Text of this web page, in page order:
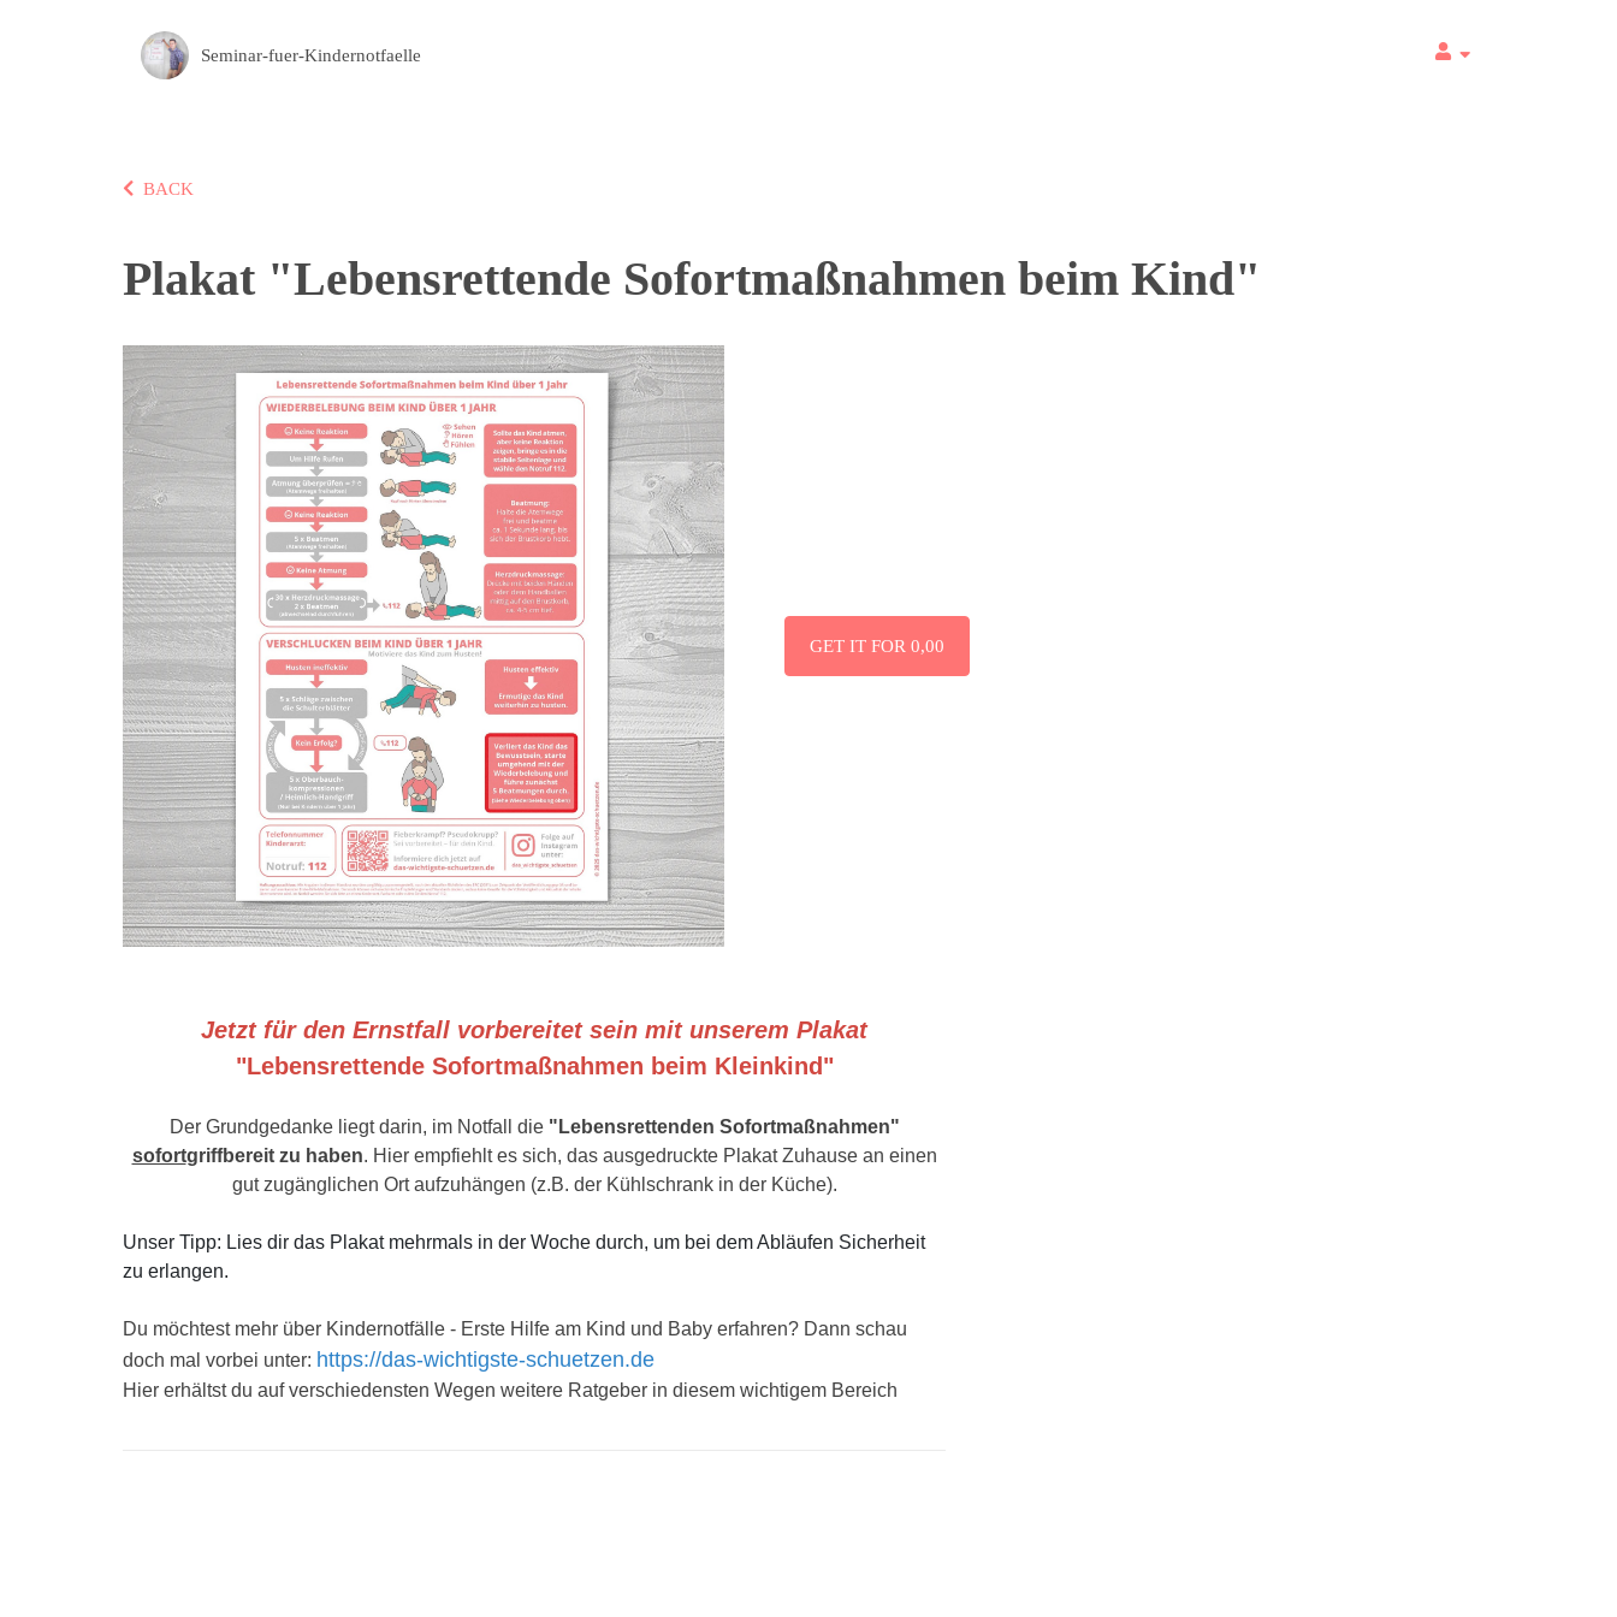
Seminar-fuer-Kindernotfaelle
BACK
Plakat "Lebensrettende Sofortmaßnahmen beim Kind"
GET IT FOR 0,00
Jetzt für den Ernstfall vorbereitet sein mit unserem Plakat
"Lebensrettende Sofortmaßnahmen beim Kleinkind"
Der Grundgedanke liegt darin, im Notfall die "Lebensrettenden Sofortmaßnahmen"
sofortgriffbereit zu haben. Hier empfiehlt es sich, das ausgedruckte Plakat Zuhause an einen
gut zugänglichen Ort aufzuhängen (z.B. der Kühlschrank in der Küche).
Unser Tipp: Lies dir das Plakat mehrmals in der Woche durch, um bei dem Abläufen Sicherheit
zu erlangen.
Du möchtest mehr über Kindernotfälle - Erste Hilfe am Kind und Baby erfahren? Dann schau
doch mal vorbei unter: https://das-wichtigste-schuetzen.de
Hier erhältst du auf verschiedensten Wegen weitere Ratgeber in diesem wichtigem Bereich